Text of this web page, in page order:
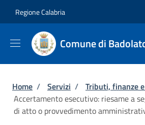
Regione Calabria
Comune di
Briciole di pane
Home / Servizi / Tributi, finanze
Accertamento esecutivo: riesame a
di atto o provvedimento